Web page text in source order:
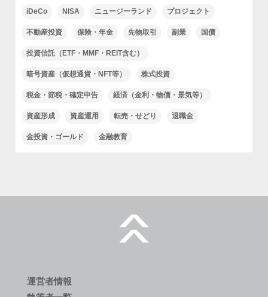
iDeCo NISA ニュージーランド プロジェクト
不動産投資 保険・年金 先物取引 副業 国債
投資信託（ETF・MMF・REIT含む）
暗号資産（仮想通貨・NFT等） 株式投資
税金・節税・確定申告 経済（金利・物価・景気等）
資産形成 資産運用 転売・せどり 退職金
金投資・ゴールド 金融教育
運営者情報